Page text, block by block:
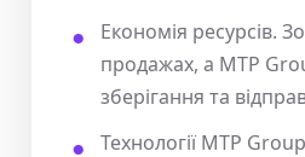
Економія ресурсів.
продажах, а MTP
зберігання та
Технології MTP